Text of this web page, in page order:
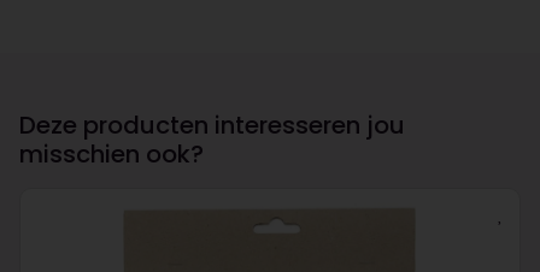
Deze producten interesseren jou
misschien ook?